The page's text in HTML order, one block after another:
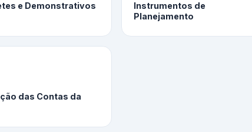
e Demonstrativos
Instrumentos de
Planejamento
das Contas da